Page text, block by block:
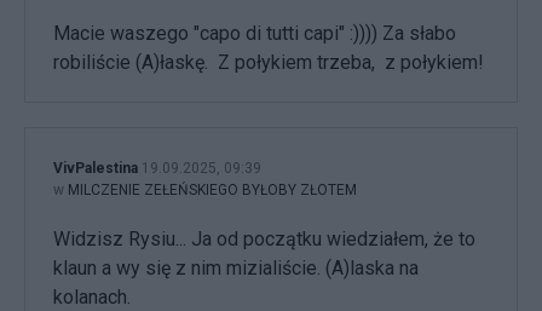
Macie waszego "capo di tutti capi" :)))) Za słabo
robiliście (A)łaskę. Z połykiem trzeba, z połykiem!
VivPalestina 19.09.2025, 09:39
w MILCZENIE ZEŁEŃSKIEGO BYŁOBY ZŁOTEM
Widzisz Rysiu... Ja od początku wiedziałem, że to
klaun a wy się z nim mizialiście. (A)laska na
kolanach.